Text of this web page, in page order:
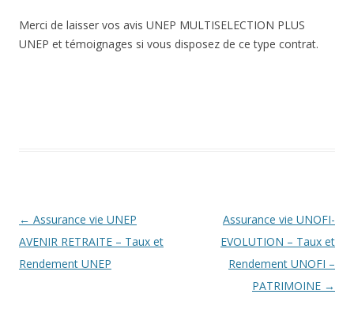
Merci de laisser vos avis UNEP MULTISELECTION PLUS
UNEP et témoignages si vous disposez de ce type contrat.
Navigation
des
articles
← Assurance vie UNEP
AVENIR RETRAITE – Taux et
Rendement UNEP
Assurance vie UNOFI-
EVOLUTION – Taux et
Rendement UNOFI –
PATRIMOINE →